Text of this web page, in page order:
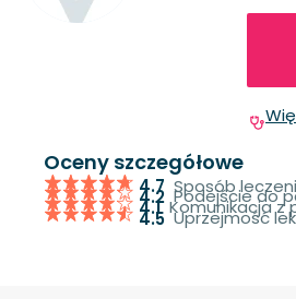
Oceny szczegółowe
4.7 Sposób
4.2 Podejście do
4.1 Komunikacja z
4.5 Uprzejmość